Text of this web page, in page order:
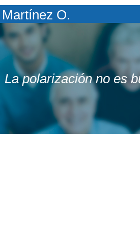
O.
La polarización no es